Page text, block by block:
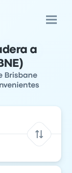
a
Brisbane